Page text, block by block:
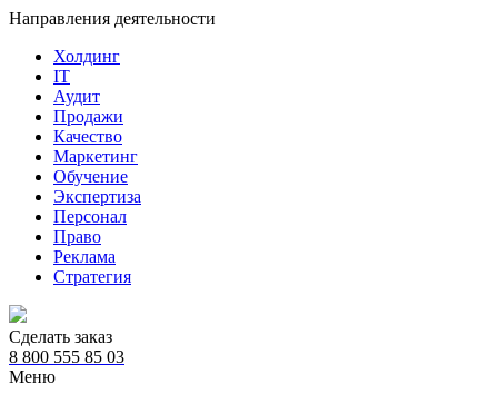
Направления деятельности
Холдинг
IT
Аудит
Продажи
Качество
Маркетинг
Обучение
Экспертиза
Персонал
Право
Реклама
Стратегия
Сделать заказ
8 800 555 85 03
Меню